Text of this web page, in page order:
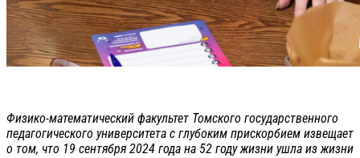
Физико-математический факультет Томского государственного
педагогического университета с глубоким прискорбием извещает
о том, что 19 сентября 2024 года на 52 году жизни ушла из жизни